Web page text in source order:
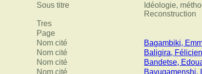
Sous titre
Idéologie,
Reconstruction
Tres
Page
Nom cité
Bagambiki,
Nom cité
Baligira, Félicien
Nom cité
Bandetse,
Nom cité
Bavugamenshi,